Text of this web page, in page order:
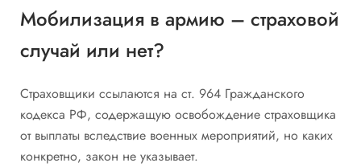
Мобилизация в армию – страховой
случай или нет?
Страховщики ссылаются на ст. 964 Гражданского
кодекса РФ, содержащую освобождение страховщика
от выплаты вследствие военных мероприятий, но каких
конкретно, закон не указывает.